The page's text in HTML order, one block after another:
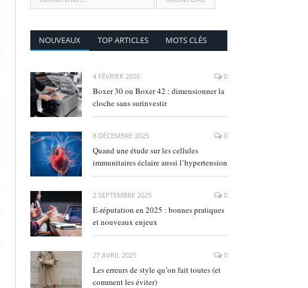
NOUVEAUX TOP ARTICLES MOTS CLÉS
4 FÉVRIER 2026 0
Boxer 30 ou Boxer 42 : dimensionner la
cloche sans surinvestir
8 DÉCEMBRE 2025 0
Quand une étude sur les cellules
immunitaires éclaire aussi l’hypertension
2 SEPTEMBRE 2025 0
E‑réputation en 2025 : bonnes pratiques
et nouveaux enjeux
27 AVRIL 2025 0
Les erreurs de style qu’on fait toutes (et
comment les éviter)